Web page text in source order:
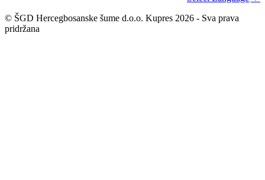
© ŠGD Hercegbosanske šume d.o.o. Kupres 2026 - Sva prava
pridržana